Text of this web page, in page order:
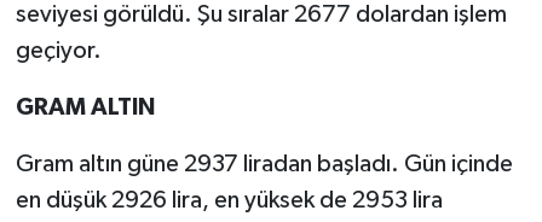
seviyesi görüldü. Şu sıralar 2677 dolardan işlem
geçiyor.
GRAM ALTIN
Gram altın güne 2937 liradan başladı. Gün içinde
en düşük 2926 lira, en yüksek de 2953 lira